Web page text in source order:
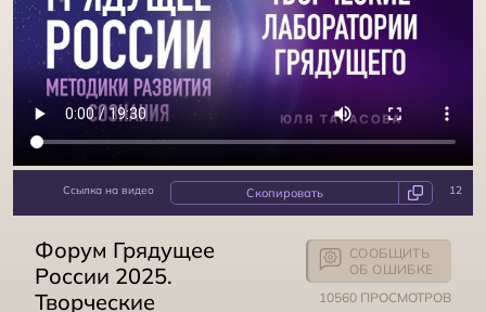
Ссылка на видео 12
Форум Грядущее
России 2025.
Творческие
СООБЩИТЬ
ОБ ОШИБКЕ
10560 ПРОСМОТРОВ